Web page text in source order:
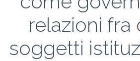
relazioni fra
soggetti